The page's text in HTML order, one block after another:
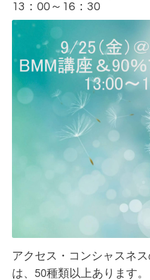
13：00～16：30
アクセス・コンシャスネ
は、50種類以上あります。